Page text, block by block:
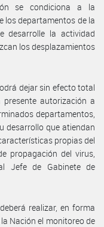
se condiciona a la
los departamentos de la
desarrolle la actividad
los desplazamientos
dejar sin efecto total
autorización a
departamentos,
desarrollo que atiendan
propias del
propagación del virus,
Jefe de Gabinete de
realizar, en forma
la Nación el monitoreo de